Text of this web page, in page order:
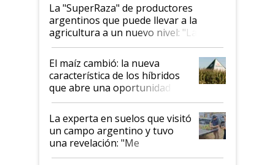
La "SuperRaza" de productores
argentinos que puede llevar a la
agricultura a un nuevo nivel: "Las
posibilidades de crecimiento son
infinitas"
El maíz cambió: la nueva
característica de los híbridos
que abre una oportunidad en
el lote
La experta en suelos que visitó
un campo argentino y tuvo
una revelación: "Me
impresionó mucho"